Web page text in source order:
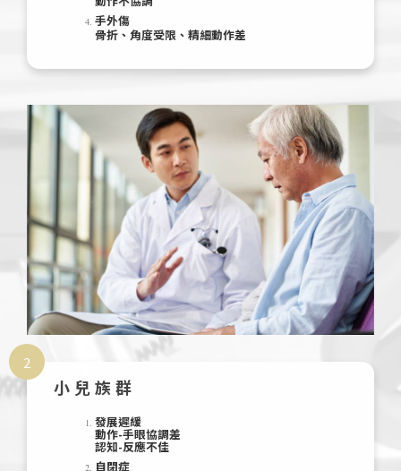
手外傷
骨折、角度受限、精細動作差
2
小兒族群
發展遲緩
動作-手眼協調差
認知-反應不佳
自閉症